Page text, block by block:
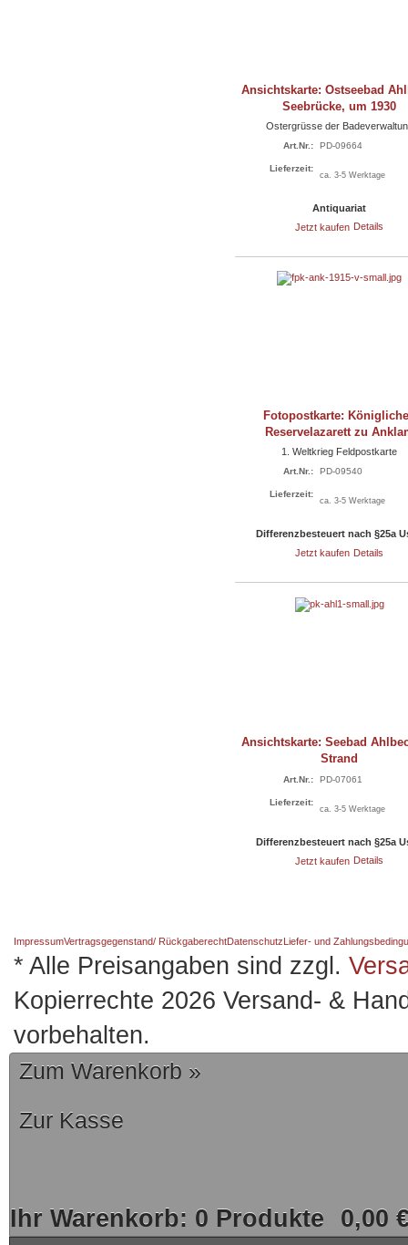
Ansichtskarte: Ostseebad
Seebrücke, um 1930
Ostergrüsse der
Art.Nr.: PD-09664
Lieferzeit:
ca. 3-5 Werktage
Antiquariat
Jetzt kaufen Details
Fotopostkarte:
Reservelazarett zu
1. Weltkrieg Feldpostkarte
Art.Nr.: PD-09540
Lieferzeit:
ca. 3-5 Werktage
Differenzbesteuert nach §25a
Jetzt kaufen Details
Ansichtskarte: Seebad
Strand
Art.Nr.: PD-07061
Lieferzeit:
ca. 3-5 Werktage
Differenzbesteuert nach §25a
Jetzt kaufen Details
ImpressumVertragsgegenstand/ RückgaberechtDatenschutzLiefer- und
* Alle Preisangaben sind zzgl.
Kopierrechte 2026 Versand- &
vorbehalten.
Zum Warenkorb »
Zur Kasse
Ihr Warenkorb: 0 Produkte 0,00